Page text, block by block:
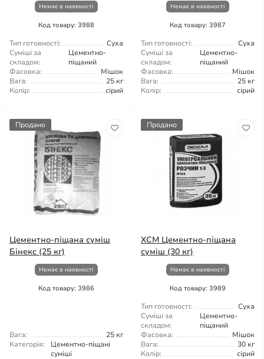
Немає в наявності
Код товару: 3988
Тип готовності:
Суха
Суміші за
складом:
Цементно-
піщаний
Фасовка:
Мішок
Вага:
25 кг
Колір:
сірий
Немає в наявності
Код товару: 3987
Тип готовності:
Суха
Суміші за
складом:
Цементно-
піщаний
Фасовка:
Мішок
Вага:
25 кг
Колір:
сірий
Продано
Цементно-піщана суміш
Бінекс (25 кг)
Немає в наявності
Код товару: 3986
Вага:
25 кг
Категорія:
Цементно-піщані
суміші
Продано
ХСМ Цементно-піщана
суміш (30 кг)
Немає в наявності
Код товару: 3989
Тип готовності:
Суха
Суміші за
складом:
Цементно-
піщаний
Фасовка:
Мішок
Вага:
30 кг
Колір:
сірий